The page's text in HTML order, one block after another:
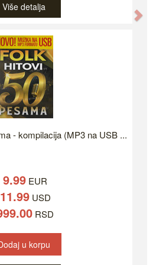
Više detalja
- kompilacija (MP3 na USB ...
9.99 EUR
11.99USD
RSD
u korpu